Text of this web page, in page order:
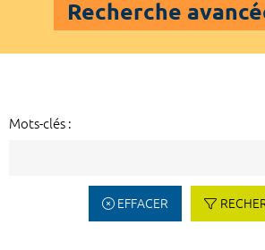
Recherche
Mots-clés :
EFFACER